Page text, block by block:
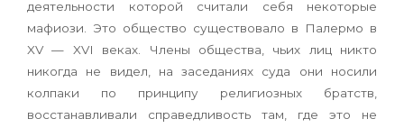
деятельности которой считали себя некоторые
мафиози. Это общество существовало в Палермо в
XV — XVI веках. Члены общества, чьих лиц никто
никогда не видел, на заседаниях суда они носили
колпаки по принципу религиозных братств,
восстанавливали справедливость там, где это не